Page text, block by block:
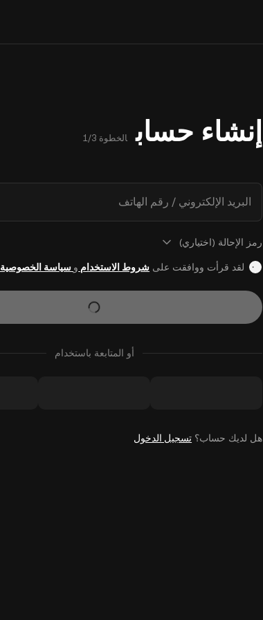
إنشاء حساب الخطوة 1/3
البريد الإلكتروني / رقم الهاتف
رمز الإحالة (اختياري)
لقد قرأت ووافقت على شروط الاستخدام و سياسة الخصوصية
أو المتابعة باستخدام
هل لديك حساب؟ تسجيل الدخول